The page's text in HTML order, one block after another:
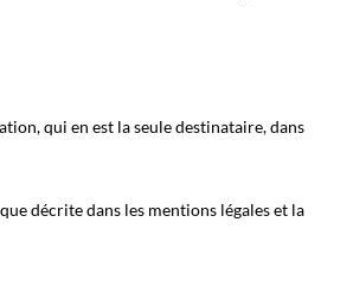
qui en est la seule destinataire, dans
décrite dans les mentions légales et la